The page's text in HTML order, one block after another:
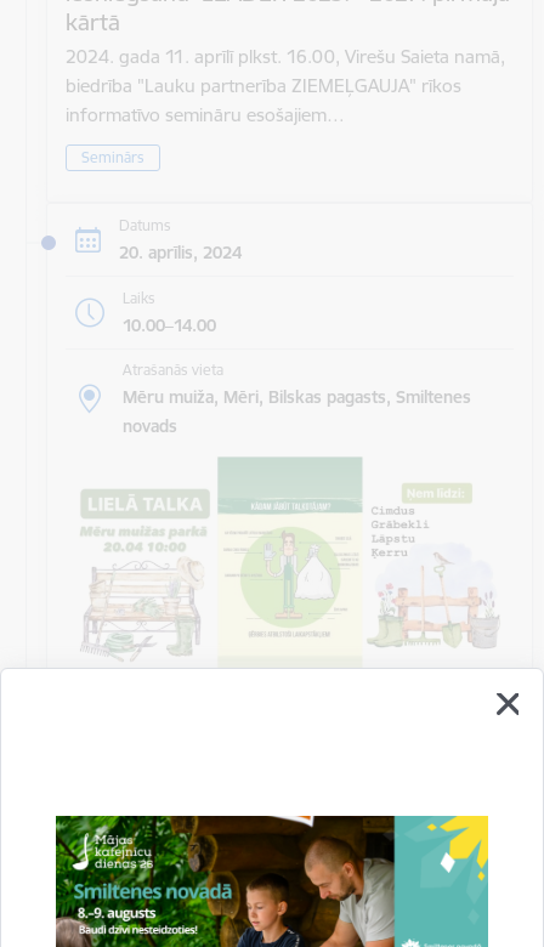
kārtā
2024. gada 11. aprīlī plkst. 16.00, Virešu Saieta namā,
biedrība "Lauku partnerība ZIEMEĻGAUJA" rīkos
informatīvo semināru esošajiem…
Seminārs
Datums
20. aprīlis, 2024
Laiks
10.00–14.00
Atrašanās vieta
Mēru muiža, Mēri, Bilskas pagasts, Smiltenes
novads
parkā sestdien, 2024. gada 20…
Sanāksme
Datums